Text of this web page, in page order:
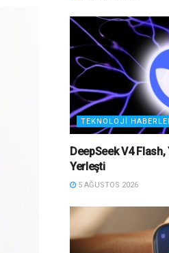
TEKNOLOJI
DeepSeek V4
Yerleşti
5 AĞUSTOS 2026